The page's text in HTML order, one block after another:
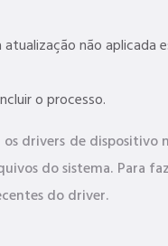
não aplicada
o processo.
drivers de
do sistema. Para
do driver.